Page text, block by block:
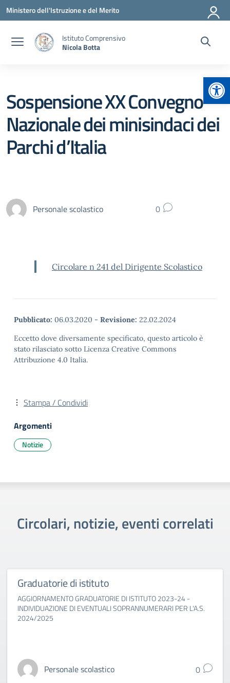
Vai ai contenuti
Vai al menu di navigazione
Vai al footer
Ministero dell'Istruzione e del Merito
Istituto Comprensivo
Nicola Botta
Sospensione XX Convegno
Nazionale dei minisindaci dei
Parchi d’Italia
Personale scolastico 0
Circolare n 241 del Dirigente Scolastico
Pubblicato: 06.03.2020 - Revisione: 22.02.2024
Eccetto dove diversamente specificato, questo articolo è
stato rilasciato sotto Licenza Creative Commons
Attribuzione 4.0 Italia.
Stampa / Condividi
Argomenti
Notizie
Circolari, notizie, eventi correlati
Graduatorie di istituto
AGGIORNAMENTO GRADUATORIE DI ISTITUTO 2023-24 -
INDIVIDUAZIONE DI EVENTUALI SOPRANNUMERARI PER L'A.S.
2024/2025
Personale scolastico 0